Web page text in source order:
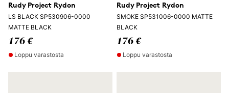
Rudy Project Rydon
LS BLACK SP530906-0000
MATTE BLACK
176 €
Loppu varastosta
Rudy Project Rydon
SMOKE SP531006-0000 MATTE
BLACK
176 €
Loppu varastosta